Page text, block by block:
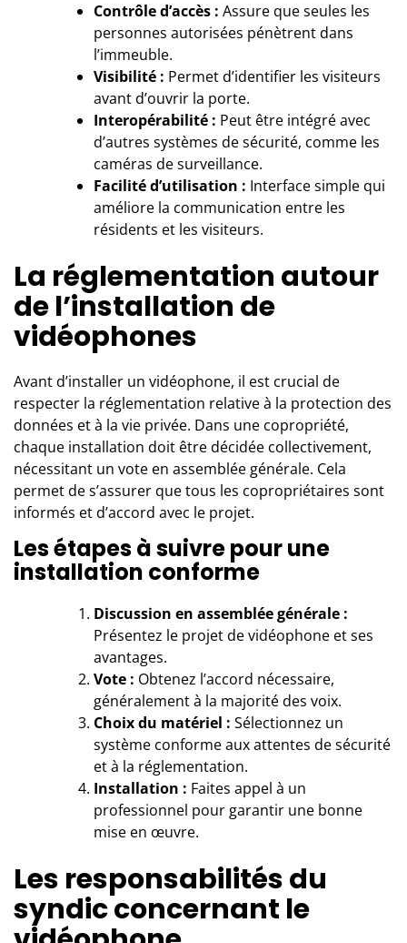
Contrôle d’accès : Assure que seules les
personnes autorisées pénètrent dans
l’immeuble.
Visibilité : Permet d’identifier les visiteurs
avant d’ouvrir la porte.
Interopérabilité : Peut être intégré avec
d’autres systèmes de sécurité, comme les
caméras de surveillance.
Facilité d’utilisation : Interface simple qui
améliore la communication entre les
résidents et les visiteurs.
La réglementation autour
de l’installation de
vidéophones
Avant d’installer un vidéophone, il est crucial de
respecter la réglementation relative à la protection des
données et à la vie privée. Dans une copropriété,
chaque installation doit être décidée collectivement,
nécessitant un vote en assemblée générale. Cela
permet de s’assurer que tous les copropriétaires sont
informés et d’accord avec le projet.
Les étapes à suivre pour une
installation conforme
Discussion en assemblée générale :
Présentez le projet de vidéophone et ses
avantages.
Vote : Obtenez l’accord nécessaire,
généralement à la majorité des voix.
Choix du matériel : Sélectionnez un
système conforme aux attentes de sécurité
et à la réglementation.
Installation : Faites appel à un
professionnel pour garantir une bonne
mise en œuvre.
Les responsabilités du
syndic concernant le